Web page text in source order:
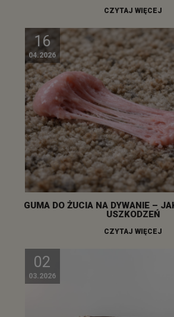
CZYTAJ WIĘCEJ
16
04.2026
GUMA DO ŻUCIA NA DYWANIE –
USZKODZEŃ
CZYTAJ WIĘCEJ
02
03.2026